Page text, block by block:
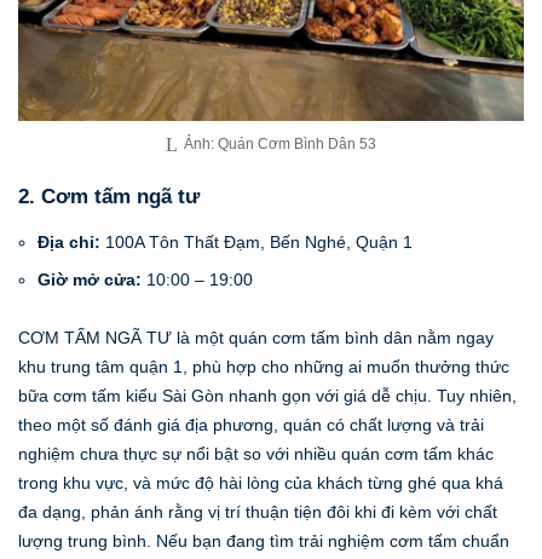
Ảnh: Quán Cơm Bình Dân 53
2. Cơm tấm ngã tư
Địa chỉ: 100A Tôn Thất Đạm, Bến Nghé, Quận 1
Giờ mở cửa: 10:00 – 19:00
CƠM TẤM NGÃ TƯ là một quán cơm tấm bình dân nằm ngay
khu trung tâm quận 1, phù hợp cho những ai muốn thưởng thức
bữa cơm tấm kiểu Sài Gòn nhanh gọn với giá dễ chịu. Tuy nhiên,
theo một số đánh giá địa phương, quán có chất lượng và trải
nghiệm chưa thực sự nổi bật so với nhiều quán cơm tấm khác
trong khu vực, và mức độ hài lòng của khách từng ghé qua khá
đa dạng, phản ánh rằng vị trí thuận tiện đôi khi đi kèm với chất
lượng trung bình. Nếu bạn đang tìm trải nghiệm cơm tấm chuẩn